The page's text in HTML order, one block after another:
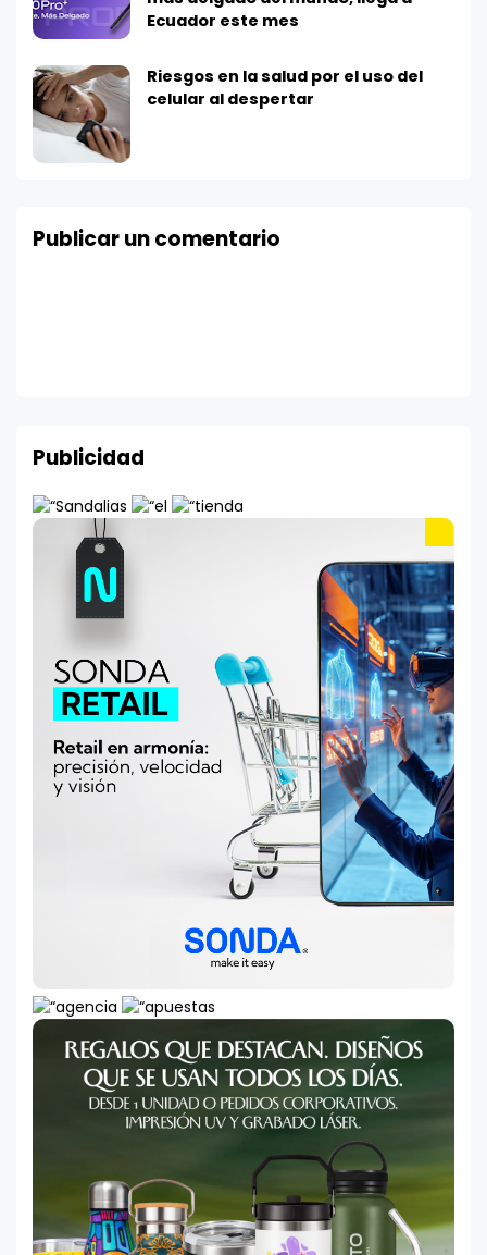
Ecuador este mes
Riesgos en la salud por el uso del
celular al despertar
Publicar un comentario
Publicidad